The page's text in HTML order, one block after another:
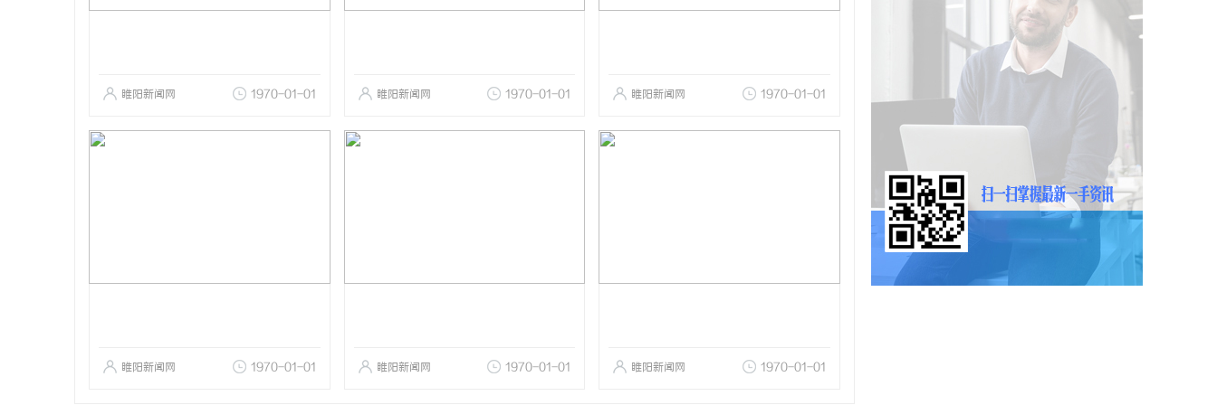
睢阳新闻网 1970-01-01 睢阳新闻网 1970-01-01 睢阳新闻网 1970-01-01
睢阳新闻网 1970-01-01 睢阳新闻网 1970-01-01 睢阳新闻网 1970-01-01